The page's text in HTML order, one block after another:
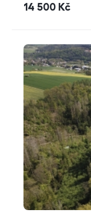
cena
14 500 Kč